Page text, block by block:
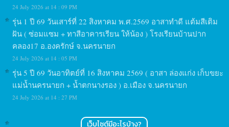
24 July 2026 at 14 : 09 PM
รุ่น 1 ปี 69 วันเสาร์ที่ 22 สิงหาคม พ.ศ.2569 อาสาทำดี แต้มสีเติม
ฝัน ( ซ่อมแซม + ทาสีอาคารเรียน ให้น้อง ) โรงเรียนบ้านปาก
คลอง17 อ.องครักษ์ จ.นครนายก
24 July 2026 at 14 : 05 PM
รุ่น 5 ปี 69 วันอาทิตย์ที่ 16 สิงหาคม 2569 ( อาสา ล่องแก่ง เก็บขยะ
แม่น้ำนครนายก + น้ำตกนางรอง ) อ.เมือง จ.นครนายก
24 July 2026 at 14 : 27 PM
เว็บไซต์มีอะไรบ้าง?